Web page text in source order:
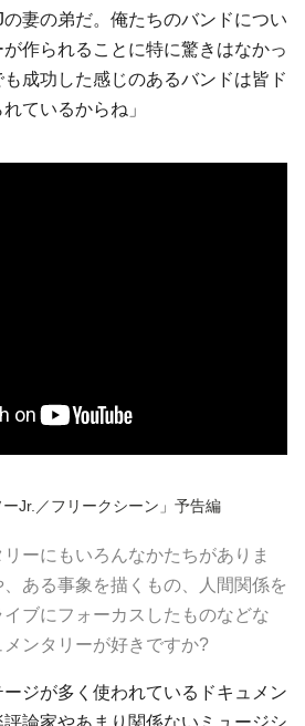
妻の弟だ。俺たちのバンドについ
作られることに特に驚きはなかっ
成功した感じのあるバンドは皆ド
ているからね」
Jr.／フリークシーン」予告編
ーにもいろんなかたちがありま
ある事象を描くもの、人間関係を
ブにフォーカスしたものなどな
ンタリーが好きですか?
ージが多く使われているドキュメン
論家やあまり関係ないミュージシ